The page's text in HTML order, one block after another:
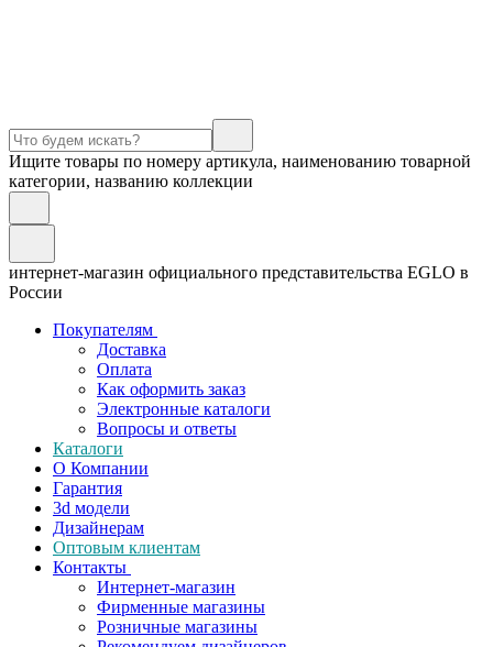
Ищите товары по номеру артикула, наименованию товарной
категории, названию коллекции
интернет-магазин официального представительства EGLO в
России
Покупателям
Доставка
Оплата
Как оформить заказ
Электронные каталоги
Вопросы и ответы
Каталоги
О Компании
Гарантия
3d модели
Дизайнерам
Оптовым клиентам
Контакты
Интернет-магазин
Фирменные магазины
Розничные магазины